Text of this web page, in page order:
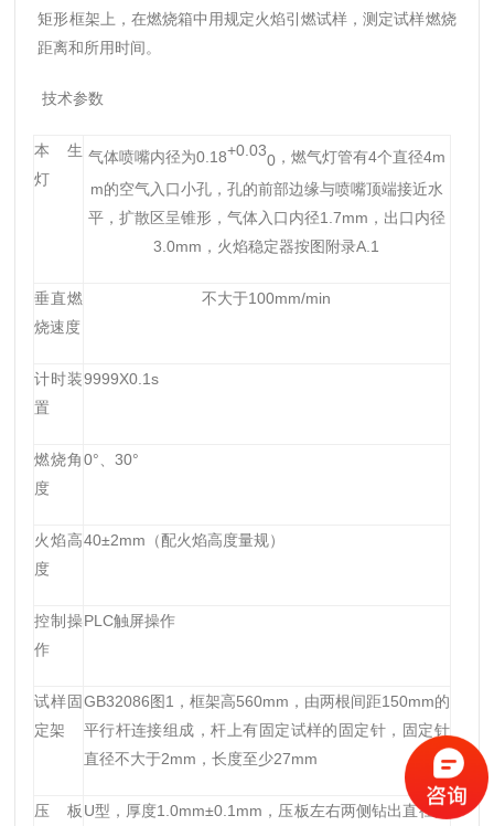
矩形框架上，在燃烧箱中用规定火焰引燃试样，测定试样燃烧
距离和所用时间。
技术参数
本
生
灯
气体喷嘴内径为0.18+0.03
0，燃气灯管有4个直径4m
m的空气入口小孔，孔的前部边缘与喷嘴顶端接近水
平，扩散区呈锥形，气体入口内径1.7mm，出口内径
3.0mm，火焰稳定器按图附录A.1
垂直燃
烧速度
不大于100mm/min
计时装
置
9999X0.1s
燃烧角
度
0°、 30°
火焰高
度
40±2mm（配火焰高度量规）
控制操
作
PLC触屏操作
试样固
定架
GB32086图1，框架高560mm，由两根间距150mm的
平行杆连接组成，杆上有固定试样的固定针，固定针
直径不大于2mm，长度至少27mm
压板 U型，厚度1.0mm±0.1mm，压板左右两侧钻出直径大